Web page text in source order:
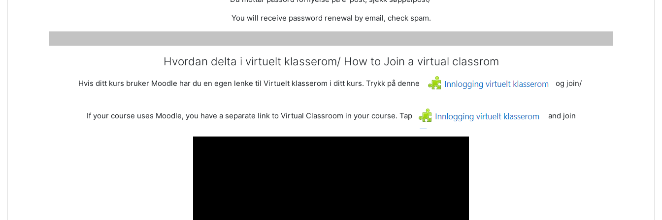
You will receive password renewal by email, check spam.
Hvordan delta i virtuelt klasserom/ How to Join a virtual classrom
Hvis ditt kurs bruker Moodle har du en egen lenke til Virtuelt klasserom i ditt kurs. Trykk på denne og join/
If your course uses Moodle, you have a separate link to Virtual Classroom in your course. Tap and join